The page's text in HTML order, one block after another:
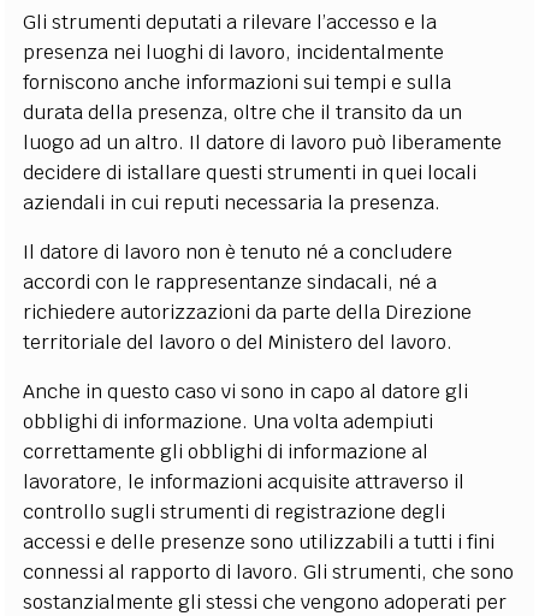
Gli strumenti deputati a rilevare l’accesso e la
presenza nei luoghi di lavoro, incidentalmente
forniscono anche informazioni sui tempi e sulla
durata della presenza, oltre che il transito da un
luogo ad un altro. Il datore di lavoro può liberamente
decidere di istallare questi strumenti in quei locali
aziendali in cui reputi necessaria la presenza.
Il datore di lavoro non è tenuto né a concludere
accordi con le rappresentanze sindacali, né a
richiedere autorizzazioni da parte della Direzione
territoriale del lavoro o del Ministero del lavoro.
Anche in questo caso vi sono in capo al datore gli
obblighi di informazione. Una volta adempiuti
correttamente gli obblighi di informazione al
lavoratore, le informazioni acquisite attraverso il
controllo sugli strumenti di registrazione degli
accessi e delle presenze sono utilizzabili a tutti i fini
connessi al rapporto di lavoro. Gli strumenti, che sono
sostanzialmente gli stessi che vengono adoperati per